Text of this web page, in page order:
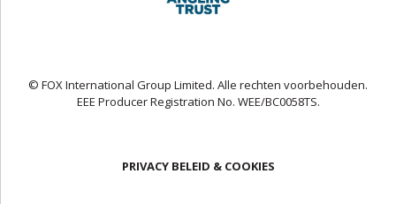
© FOX International Group Limited. Alle rechten voorbehouden.
EEE Producer Registration No. WEE/BC0058TS.
PRIVACY BELEID & COOKIES